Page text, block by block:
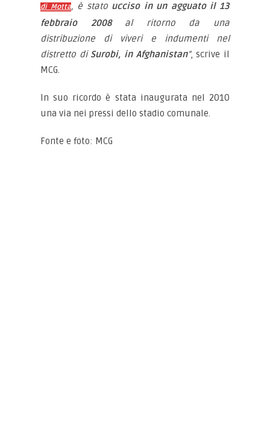
di Motta, è stato ucciso in un agguato il 13
febbraio 2008al ritorno da una
distribuzione di viveri e indumenti nel
distretto di Surobi, in Afghanistan”, scrive il
MCG.
In suo ricordo è stata inaugurata nel 2010
una via nei pressi dello stadio comunale.
Fonte e foto: MCG